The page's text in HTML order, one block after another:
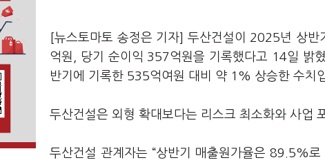
[뉴스토마토 송정은 기자] 두산건설이 2025년 상
억원, 당기 순이익 357억원을 기록했다고 14일 밝
반기에 기록한 535억여원 대비 약 1% 상승한 수치
두산건설은 외형 확대보다는 리스크 최소화와 사업
두산건설 관계자는 “상반기 매출원가율은 89.5%